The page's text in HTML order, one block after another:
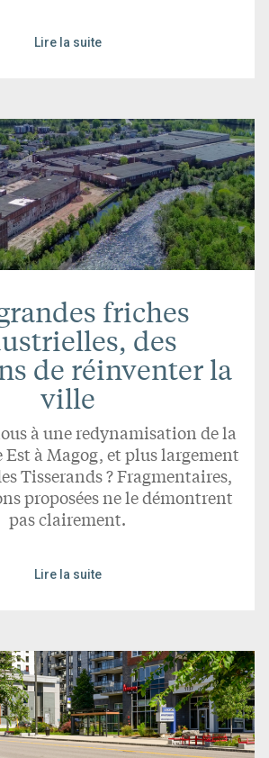
Lire la suite
friches
des
de réinventer la
ville
à une redynamisation de la
à Magog, et plus largement
Tisserands ? Fragmentaires,
proposées ne le démontrent
pas clairement.
Lire la suite